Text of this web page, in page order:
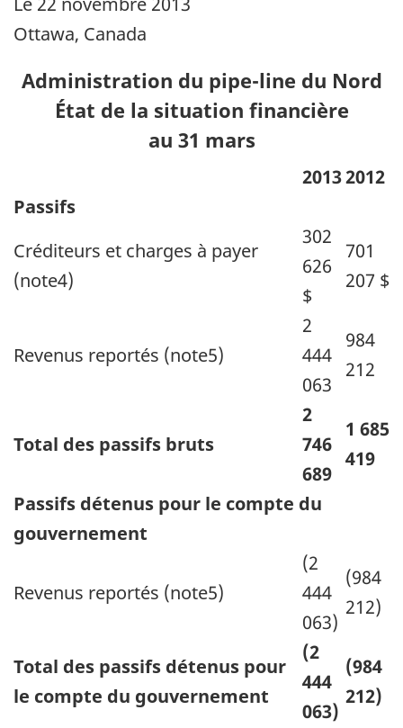
Ottawa, Canada
Administration du pipe-line du Nord
État de la situation financière
au 31 mars
20132012
Passifs
Créditeurs et charges à payer
(note4)
302
626
$
701
207 $
Revenus reportés (note5)
2
444
063
984
212
Total des passifs bruts
2
746
689
1 685
419
Passifs détenus pour le compte du
gouvernement
Revenus reportés (note5)
(2
444
063)
(984
212)
Total des passifs détenus pour
le compte du gouvernement
(2
444
063)
(984
212)